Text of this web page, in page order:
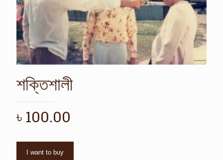
শক্তিশালী
৳ 100.00
I want to buy